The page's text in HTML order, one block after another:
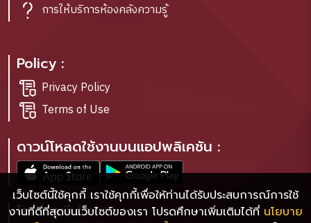
เว็บไซต์นี้ใช้คุกกี้ เราใช้คุกกี้เพื่อให้ท่านได้รับประสบการณ์การใช้
งานที่ดีที่สุดบนเว็บไซต์ของเรา โปรดศึกษาเพิ่มเติมได้ที่ นโยบาย
การให้บริการห้องคลังความรู้
Policy :
Privacy Policy
Terms of Use
ดาวน์โหลดใช้งานบนแอปพลิเคชัน :
โซเชียลมีเดีย :